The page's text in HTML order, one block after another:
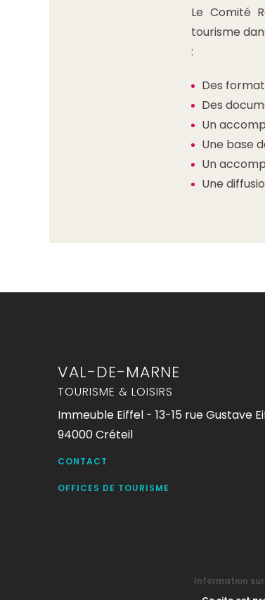
Le Comité
tourisme
:
Des
Des
Un
Une base
Un
Une
VAL-DE-MARNE
TOURISME & LOISIRS
Immeuble Eiffel - 13-15 rue Gustave
94000 Créteil
CONTACT
OFFICES DE TOURISME
Information